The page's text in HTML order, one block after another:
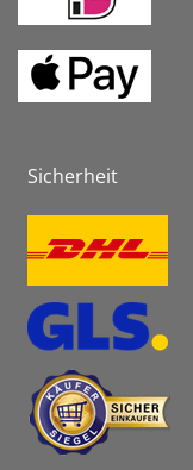
Sicherheit